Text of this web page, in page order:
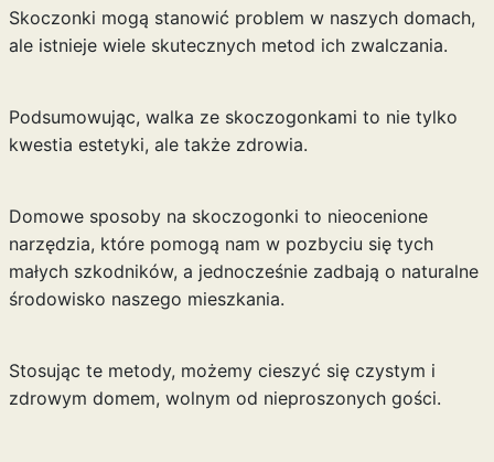
Skoczonki mogą stanowić problem w naszych domach,
ale istnieje wiele skutecznych metod ich zwalczania.
Podsumowując, walka ze skoczogonkami to nie tylko
kwestia estetyki, ale także zdrowia.
Domowe sposoby na skoczogonki to nieocenione
narzędzia, które pomogą nam w pozbyciu się tych
małych szkodników, a jednocześnie zadbają o naturalne
środowisko naszego mieszkania.
Stosując te metody, możemy cieszyć się czystym i
zdrowym domem, wolnym od nieproszonych gości.